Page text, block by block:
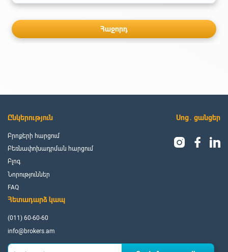
Հաջորդ
Ընկերություն
Բրոքերի հարցում
Բեռնափոխադրման հարցում
Բլոգ
Նորություններ
FAQ
Սոց․ ցանցեր
Հետադարձ կապ
(011) 60-60-60
info@brokers.am